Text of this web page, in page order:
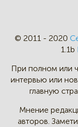
© 2011 - 2020
1.1b
При полном или
интервью или
главную
Мнение
авторов.